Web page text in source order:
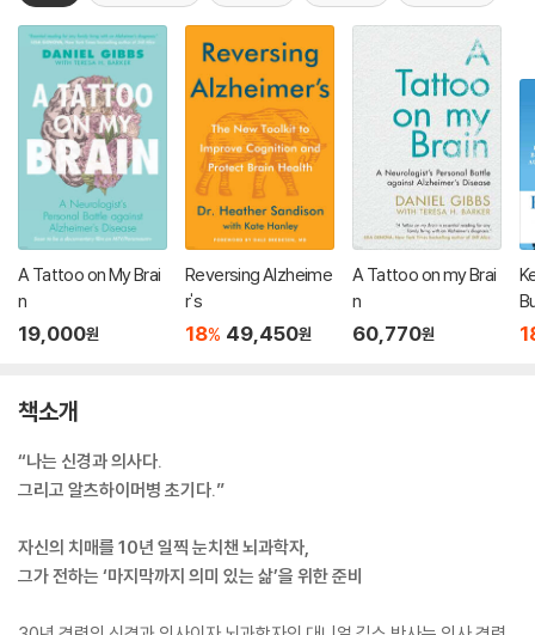
A Tattoo on My Brai
n
19,000원
Reversing Alzheime
r's
18% 49,450원
A Tattoo on my Brai
n
60,770원
t
책소개
“나는 신경과 의사다.
그리고 알츠하이머병 초기다.”
자신의 치매를 10년 일찍 눈치챈 뇌과학자,
그가 전하는 ‘마지막까지 의미 있는 삶’을 위한 준비